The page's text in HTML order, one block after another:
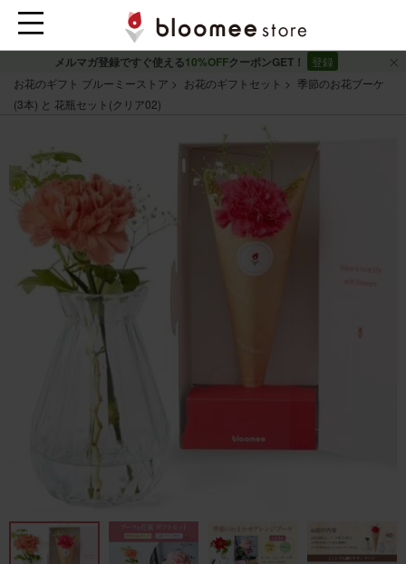
メルマガ登録ですぐ使える10%OFFクーポンGET！
登録
お花のギフト ブルーミーストア
お花のギフトセット
季節のお花ブーケ
(3本) と 花瓶セット(クリア02)